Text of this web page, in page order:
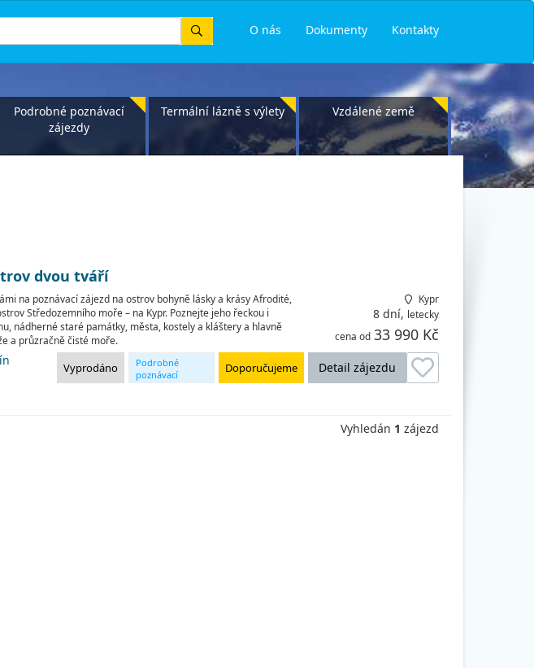
Kontakty
Dokumenty
O nás
Podrobné poznávací
zájezdy
Termální lázně s výlety Vzdálené země
dvou tváří
na poznávací zájezd na ostrov bohyně lásky a krásy Afrodité,
Středozemního moře – na Kypr. Poznejte jeho řeckou i
nádherné staré památky, města, kostely a kláštery a hlavně
a průzračně čisté moře.
Kypr
8 dní, letecky
cena od 33 990 Kč
Detail zájezdu
Doporučujeme
Podrobné
poznávací
Vyprodáno
Vyhledán 1 zájezd